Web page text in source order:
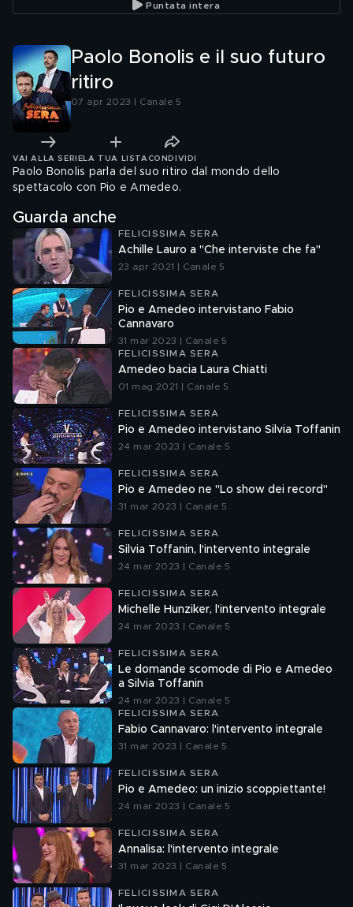
Puntata intera
Paolo Bonolis e il suo futuro
ritiro
07 apr 2023 | Canale 5
VAI ALLA SERIE LA TUA LISTA CONDIVIDI
Paolo Bonolis parla del suo ritiro dal mondo dello
spettacolo con Pio e Amedeo.
Guarda anche
FELICISSIMA SERA
Achille Lauro a "Che interviste che fa"
23 apr 2021 | Canale 5
FELICISSIMA SERA
Pio e Amedeo intervistano Fabio
Cannavaro
31 mar 2023 | Canale 5
FELICISSIMA SERA
Amedeo bacia Laura Chiatti
01 mag 2021 | Canale 5
FELICISSIMA SERA
Pio e Amedeo intervistano Silvia Toffanin
24 mar 2023 | Canale 5
FELICISSIMA SERA
Pio e Amedeo ne "Lo show dei record"
31 mar 2023 | Canale 5
FELICISSIMA SERA
Silvia Toffanin, l'intervento integrale
24 mar 2023 | Canale 5
FELICISSIMA SERA
Michelle Hunziker, l'intervento integrale
24 mar 2023 | Canale 5
FELICISSIMA SERA
Le domande scomode di Pio e Amedeo
a Silvia Toffanin
24 mar 2023 | Canale 5
FELICISSIMA SERA
Fabio Cannavaro: l'intervento integrale
31 mar 2023 | Canale 5
FELICISSIMA SERA
Pio e Amedeo: un inizio scoppiettante!
24 mar 2023 | Canale 5
FELICISSIMA SERA
Annalisa: l'intervento integrale
31 mar 2023 | Canale 5
FELICISSIMA SERA